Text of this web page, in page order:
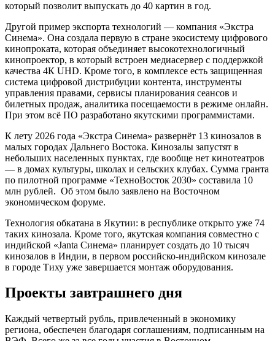
который позволит выпускать до 40 картин в год.
Другой пример экспорта технологий — компания «Экстра
Синема». Она создала первую в стране экосистему цифрового
кинопроката, которая объединяет высокотехнологичный
кинопроектор, в который встроен медиасервер с поддержкой
качества 4К UHD. Кроме того, в комплексе есть защищенная
система цифровой дистрибуции контента, инструменты
управления правами, сервисы планирования сеансов и
билетных продаж, аналитика посещаемости в режиме онлайн.
При этом всё ПО разработано якутскими программистами.
К лету 2026 года «Экстра Синема» развернёт 13 кинозалов в
малых городах Дальнего Востока. Кинозалы запустят в
небольших населенных пунктах, где вообще нет кинотеатров
— в домах культуры, школах и сельских клубах. Сумма гранта
по пилотной программе «ТехноВосток 2030» составила 10
млн рублей. Об этом было заявлено на Восточном
экономическом форуме.
Технология обкатана в Якутии: в республике открыто уже 74
таких кинозала. Кроме того, якутская компания совместно с
индийской «Janta Синема» планирует создать до 10 тысяч
кинозалов в Индии, в первом российско-индийском кинозале
в городе Тиху уже завершается монтаж оборудования.
Проекты завтрашнего дня
Каждый четвертый рубль, привлеченный в экономику
региона, обеспечен благодаря соглашениям, подписанным на